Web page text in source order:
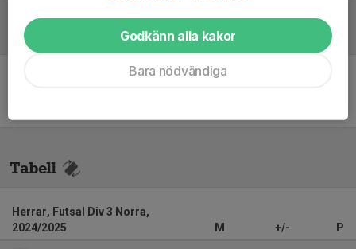
Referat
Tabell
Herrar, Futsal Div 3 Norra,
2024/2025
M +/- P
Godkänn alla kakor
Bara nödvändiga